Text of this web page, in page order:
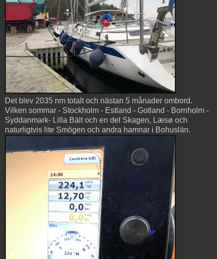
Det blev 2035 nm totalt och nästan 5 månader ombord.
Vilken sommar - Stockholm - Estland - Gotland - Bornholm -
Syddanmark- Lilla Bält och en del Skagen, Læsø och
naturligtvis lite Smögen och andra hamnar i Bohuslän.